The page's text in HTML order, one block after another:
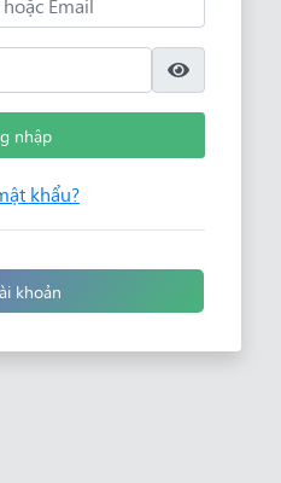
nhập
khẩu?
khoản